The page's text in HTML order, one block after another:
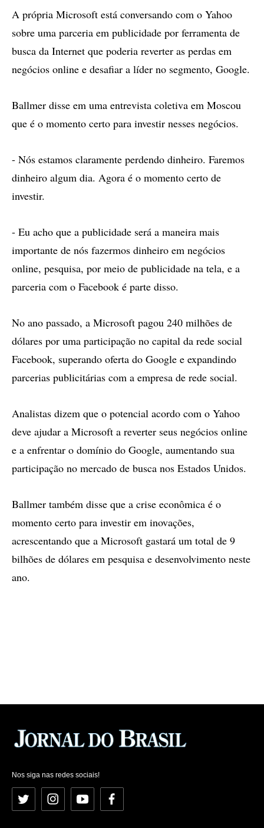
A própria Microsoft está conversando com o Yahoo
sobre uma parceria em publicidade por ferramenta de
busca da Internet que poderia reverter as perdas em
negócios online e desafiar a líder no segmento, Google.
Ballmer disse em uma entrevista coletiva em Moscou
que é o momento certo para investir nesses negócios.
- Nós estamos claramente perdendo dinheiro. Faremos
dinheiro algum dia. Agora é o momento certo de
investir.
- Eu acho que a publicidade será a maneira mais
importante de nós fazermos dinheiro em negócios
online, pesquisa, por meio de publicidade na tela, e a
parceria com o Facebook é parte disso.
No ano passado, a Microsoft pagou 240 milhões de
dólares por uma participação no capital da rede social
Facebook, superando oferta do Google e expandindo
parcerias publicitárias com a empresa de rede social.
Analistas dizem que o potencial acordo com o Yahoo
deve ajudar a Microsoft a reverter seus negócios online
e a enfrentar o domínio do Google, aumentando sua
participação no mercado de busca nos Estados Unidos.
Ballmer também disse que a crise econômica é o
momento certo para investir em inovações,
acrescentando que a Microsoft gastará um total de 9
bilhões de dólares em pesquisa e desenvolvimento neste
ano.
Nos siga nas redes sociais!
Twitter InstagramYouTubeFacebook